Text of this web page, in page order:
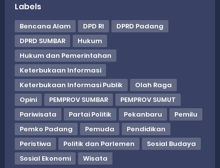
Labels
Bencana Alam DPD RI
DPRD Padang
DPRD SUMBAR
Hukum
Hukum dan Pemerintahan
Keterbukaan Informasi
Keterbukaan Informasi Publik
Olah Raga
Opini
PEMPROV SUMBAR
PEMPROV SUMUT
Pariwisata
Partai Politik Pekanbaru
Pemilu
Pemko Padang
Pemuda
Pendidikan
Peristiwa
Politik dan Parlemen
Sosial Budaya
Sosial Ekonomi
Wisata